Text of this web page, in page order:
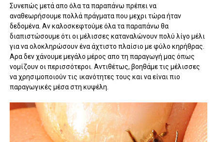
Συνεπώς μετά απο όλα τα παραπάνω πρέπει να
αναθεωρήσουμε πολλά πράγματα που μεχρι τώρα ήταν
δεδομένα. Αν καλοσκεφτούμε όλα τα παραπάνω θα
διαπιστώσουμε ότι οι μέλισσες καταναλώνουν πολύ λίγο μέλι
για να ολοκληρώσουν ένα άχτιστο πλαίσιο με φύλο κηρήθρας.
Αρα δεν χάνουμε μεγάλο μέρος απο τη παραγωγή μας όπως
νομίζουν οι περισσότεροι. Αντιθέτως, βοηθάμε τις μέλισσες
να χρησιμοποιούν τις ικανότητες τους και να είναι πιο
παραγωγικές μέσα στη κυψέλη.